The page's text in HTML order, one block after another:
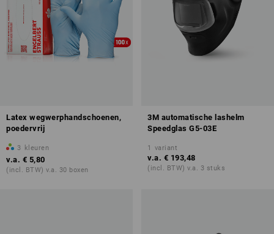
Latex wegwerphandschoenen,
poedervrij
3 kleuren
v.a. € 5,80
(incl. BTW) v.a. 30 boxen
3M automatische lashelm
Speedglas G5-03E
1 variant
v.a. € 193,48
(incl. BTW) v.a. 3 stuks